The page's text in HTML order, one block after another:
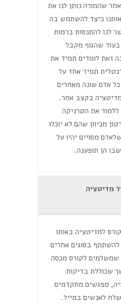
שהמורה נותן לנו את
כיצד להשתמש בה
לנו להתנסות ברמות
שהגוף מקבל
זאת לומדים תמיד את
תמיד אחד על
אדם שונה מאחרים
בקצב אחר.
את הטרניקה
מכיוון שהם לא יוכלו
מסויים יהיו על
הן תופענה.
מדיטציה
למדיטציה באותו
בסוגים אחרים
שמשלמים לקורס מכסה
שכוללת בדיקות
מפגשים מתקדמים
לאנשים במייל.